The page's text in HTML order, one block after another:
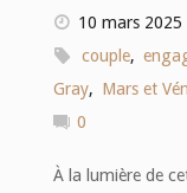
10 mars 2025
couple,
Gray, Mars et
0
À la lumière de